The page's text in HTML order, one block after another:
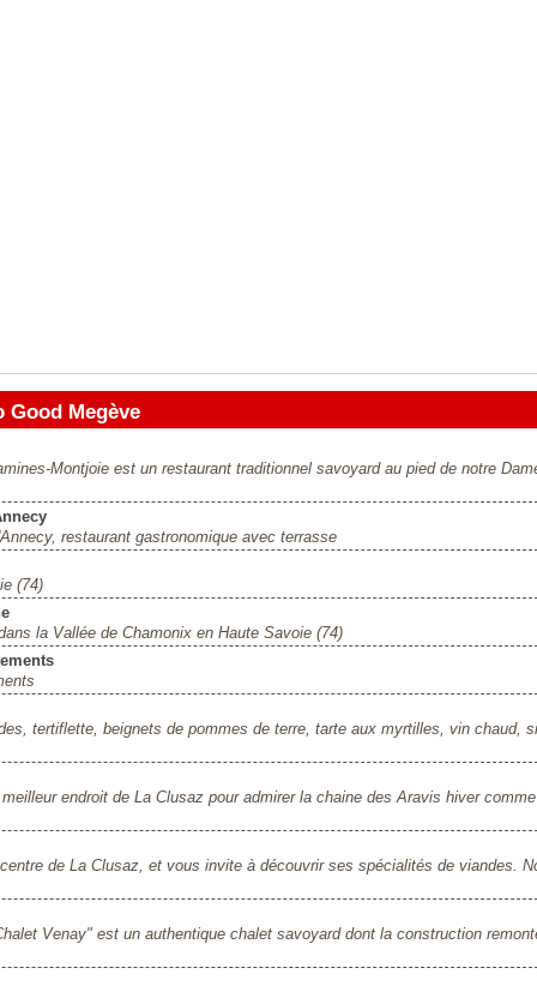
Good Megève
Montjoie est un restaurant traditionnel savoyard au pied de notre
restaurant gastronomique avec terrasse
(74)
la Vallée de Chamonix en Haute Savoie (74)
tertiflette, beignets de pommes de terre, tarte aux myrtilles, vin chaud,
endroit de La Clusaz pour admirer la chaine des Aravis hiver
de La Clusaz, et vous invite à découvrir ses spécialités de viandes.
Venay" est un authentique chalet savoyard dont la construction